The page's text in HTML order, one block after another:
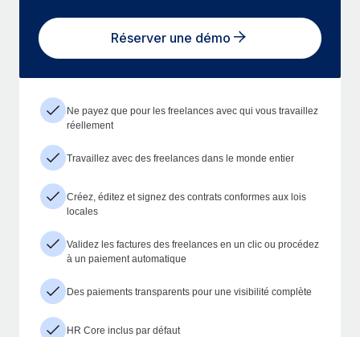
Réserver une démo
Ne payez que pour les freelances avec qui vous travaillez
réellement
Travaillez avec des freelances dans le monde entier
Créez, éditez et signez des contrats conformes aux lois
locales
Validez les factures des freelances en un clic ou procédez
à un paiement automatique
Des paiements transparents pour une visibilité complète
HR Core inclus par défaut